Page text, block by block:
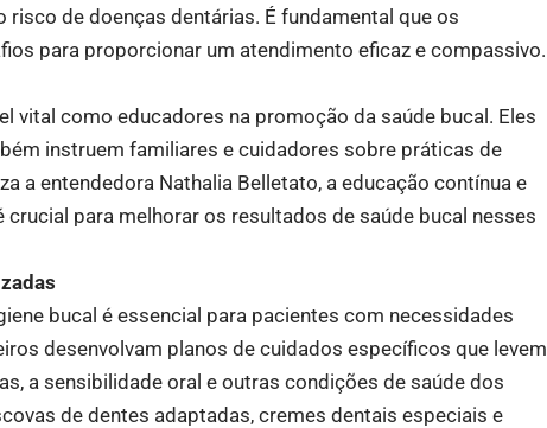
de doenças dentárias. É fundamental que os
para proporcionar um atendimento eficaz e compassivo.
vital como educadores na promoção da saúde bucal. Eles
instruem familiares e cuidadores sobre práticas de
a entendedora Nathalia Belletato, a educação contínua e
para melhorar os resultados de saúde bucal nesses
bucal é essencial para pacientes com necessidades
desenvolvam planos de cuidados específicos que levem
a sensibilidade oral e outras condições de saúde dos
de dentes adaptadas, cremes dentais especiais e